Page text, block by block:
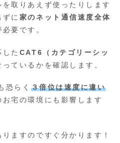
取りあえず使ったりします
に 家のネット通信速度全体
要です。
た CAT6（カテゴリーシッ
ているかを確認します。
恐らく ３倍位は速度に違い
宅の環境にも影響します
ますのですぐ分かります！